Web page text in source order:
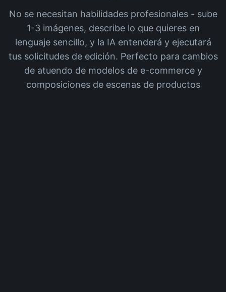
No se necesitan habilidades profesionales - sube
1-3 imágenes, describe lo que quieres en
lenguaje sencillo, y la IA entenderá y ejecutará
tus solicitudes de edición. Perfecto para cambios
de atuendo de modelos de e-commerce y
composiciones de escenas de productos